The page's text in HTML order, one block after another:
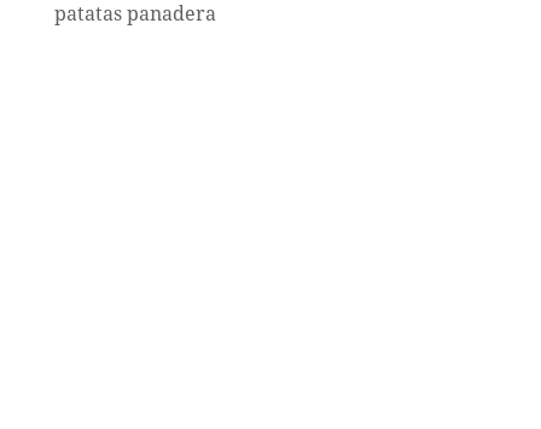
patatas panadera